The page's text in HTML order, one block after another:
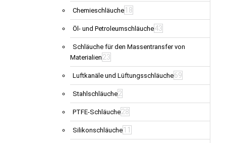
Chemieschläuche 18
Öl- und Petroleumschläuche43
Schläuche für den Massentransfer von
Materialien 23
Luftkanäle und Lüftungsschläuche69
Stahlschläuche2
PTFE-Schläuche28
Silikonschläuche 11